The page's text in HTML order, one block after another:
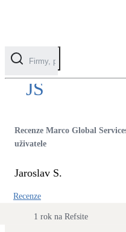
Kategorie
Fotovoltaika
Zateplení
JS
Recenze Marco Global
uživatele
Jaroslav S.
Recenze
1 rok na Refsite